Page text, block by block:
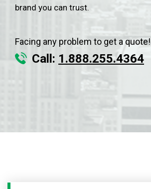
brand you can trust.
Facing any problem to get a quote!
Call: 1.888.255.4364